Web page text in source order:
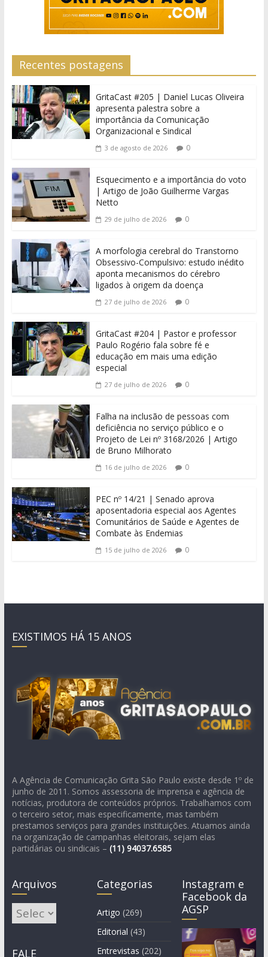
Recentes postagens
GritaCast #205 | Daniel Lucas Oliveira
apresenta palestra sobre a
importância da Comunicação
Organizacional e Sindical
3 de agosto de 2026 0
Esquecimento e a importância do voto
| Artigo de João Guilherme Vargas
Netto
29 de julho de 2026 0
A morfologia cerebral do Transtorno
Obsessivo-Compulsivo: estudo inédito
aponta mecanismos do cérebro
ligados à origem da doença
27 de julho de 2026 0
GritaCast #204 | Pastor e professor
Paulo Rogério fala sobre fé e
educação em mais uma edição
especial
27 de julho de 2026 0
Falha na inclusão de pessoas com
deficiência no serviço público e o
Projeto de Lei nº 3168/2026 | Artigo
de Bruno Milhorato
16 de julho de 2026 0
PEC nº 14/21 | Senado aprova
aposentadoria especial aos Agentes
Comunitários de Saúde e Agentes de
Combate às Endemias
15 de julho de 2026 0
EXISTIMOS HÁ 15 ANOS
A Agência de Comunicação Grita São Paulo existe desde 1º de
junho de 2011. Somos assessoria de imprensa e agência de
notícias, produtora de conteúdos próprios. Trabalhamos com
o terceiro setor, mais especificamente, mas também
prestamos serviços para grandes instituições. Atuamos ainda
na organização de campanhas eleitorais, sejam elas
partidárias ou sindicais – (11) 94037.6585
Arquivos
Arquivos
FALE
Categorias
Artigo (269)
Editorial (43)
Entrevistas (202)
Instagram e
Facebook da
AGSP